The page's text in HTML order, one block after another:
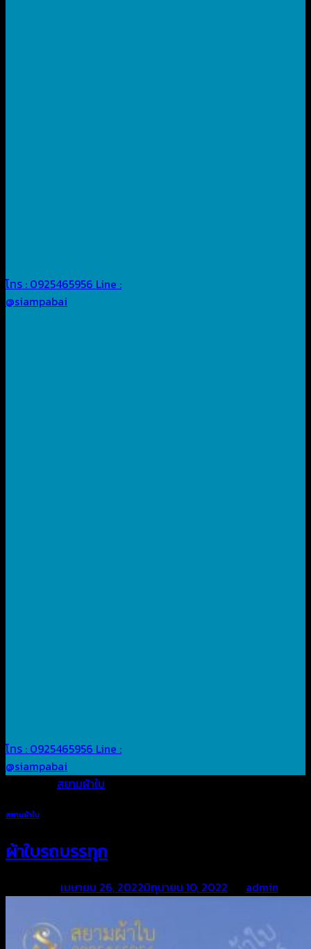
โทร : 0925465956 Line :
@siampabai
โทร : 0925465956 Line :
@siampabai
สยามผ้าใบ
สยามผ้าใบ
ผ้าใบรถบรรทุก
เมษายน 26, 2022มิถุนายน 10, 2022 admin